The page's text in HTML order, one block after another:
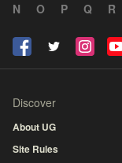
N
O P Q R
Discover
About UG
Site Rules